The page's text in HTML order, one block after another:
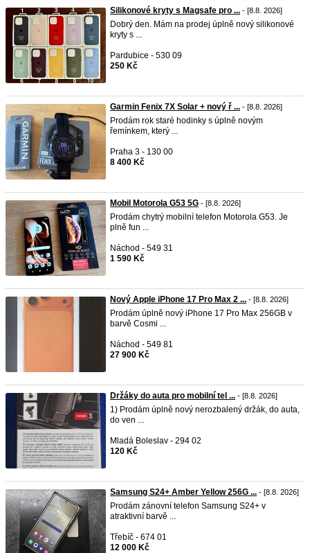
Silikonové kryty s Magsafe pro ... - [8.8. 2026]
Dobrý den. Mám na prodej úplně nový silikonové
kryty s ...
Pardubice - 530 09
250 Kč
Garmin Fenix 7X Solar + nový ř ... - [8.8. 2026]
Prodám rok staré hodinky s úplně novým
řemínkem, který ...
Praha 3 - 130 00
8 400 Kč
Mobil Motorola G53 5G - [8.8. 2026]
Prodám chytrý mobilní telefon Motorola G53. Je
plně fun ...
Náchod - 549 31
1 590 Kč
Nový Apple iPhone 17 Pro Max 2 ... - [8.8. 2026]
Prodám úplně nový iPhone 17 Pro Max 256GB v
barvě Cosmi ...
Náchod - 549 81
27 900 Kč
Držáky do auta pro mobilní tel ... - [8.8. 2026]
1) Prodám úplně nový nerozbalený držák, do auta,
do ven ...
Mladá Boleslav - 294 02
120 Kč
Samsung S24+ Amber Yellow 256G ... - [8.8. 2026]
Prodám zánovní telefon Samsung S24+ v
atraktivní barvě ...
Třebíč - 674 01
12 000 Kč